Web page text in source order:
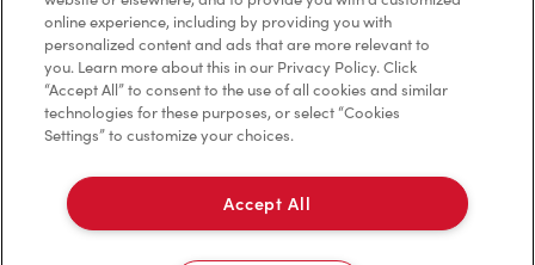
Politique de confidentialité
Conditions de service
Marques de commerce
Diagnostic
online experience, including by providing you with
personalized content and ads that are more relevant to
you. Learn more about this in our Privacy Policy. Click
“Accept All” to consent to the use of all cookies and similar
technologies for these purposes, or select “Cookies
Settings” to customize your choices.
Accept All